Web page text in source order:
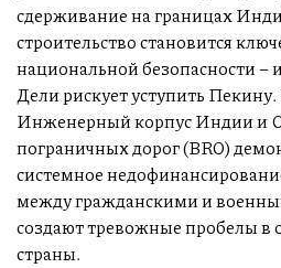
сдерживание на границах
строительство становится
национальной безопасности –
Дели рискует уступить
Инженерный корпус Индии и
пограничных дорог (BRO)
системное
между гражданскими и
создают тревожные пробелы в
страны.